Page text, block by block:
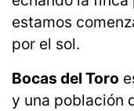
estamos
por el sol.
Bocas del Toro
y una población